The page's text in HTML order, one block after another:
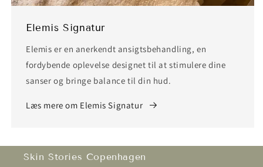
Elemis Signatur
Elemis er en anerkendt ansigtsbehandling, en
fordybende oplevelse designet til at stimulere dine
sanser og bringe balance til din hud.
Læs mere om Elemis Signatur
Skin Stories Copenhagen